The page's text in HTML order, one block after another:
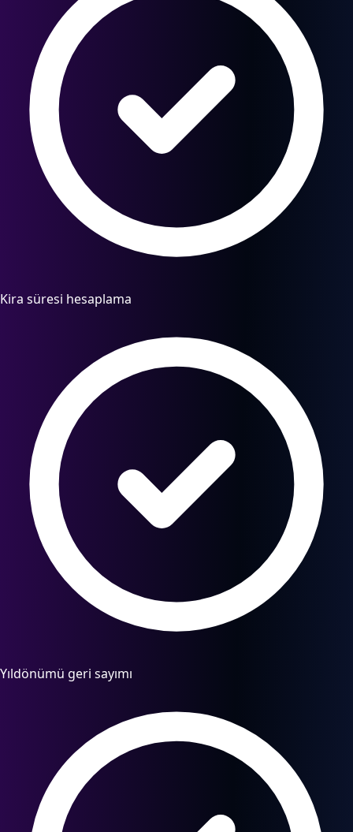
Kira süresi hesaplama
Yıldönümü geri sayımı